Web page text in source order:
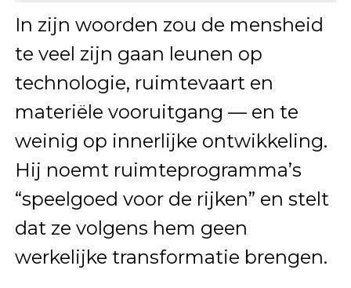
In zijn woorden zou de mensheid
te veel zijn gaan leunen op
technologie, ruimtevaart en
materiële vooruitgang — en te
weinig op innerlijke ontwikkeling.
Hij noemt ruimteprogramma’s
“speelgoed voor de rijken” en stelt
dat ze volgens hem geen
werkelijke transformatie brengen.